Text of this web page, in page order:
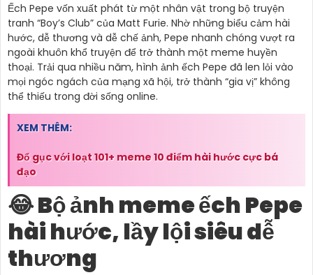
Ếch Pepe vốn xuất phát từ một nhân vật trong bộ truyện
tranh “Boy’s Club” của Matt Furie. Nhờ những biểu cảm hài
hước, dễ thương và dễ chế ảnh, Pepe nhanh chóng vượt ra
ngoài khuôn khổ truyện để trở thành một meme huyền
thoại. Trải qua nhiều năm, hình ảnh ếch Pepe đã len lỏi vào
mọi ngóc ngách của mạng xã hội, trở thành “gia vị” không
thể thiếu trong đời sống online.
XEM THÊM:
Đổ gục với loạt 101+ meme 10 điểm hài hước cực bá
đạo
😂 Bộ ảnh meme ếch Pepe
hài hước, lầy lội siêu dễ
thương